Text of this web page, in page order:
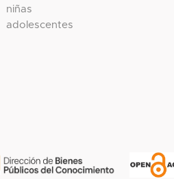
niñas
adolescentes